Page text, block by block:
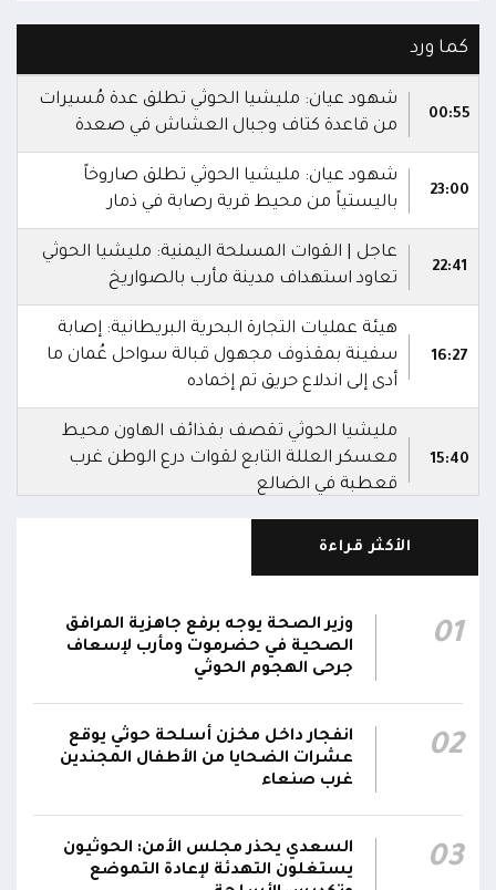
كما ورد
00:55
شهود عيان: مليشيا الحوثي تطلق عدة مُسيرات
من قاعدة كتاف وجبال العشاش في صعدة
23:00
شهود عيان: مليشيا الحوثي تطلق صاروخاً
باليستياً من محيط قرية رصابة في ذمار
22:41
عاجل | القوات المسلحة اليمنية: مليشيا الحوثي
تعاود استهداف مدينة مأرب بالصواريخ
16:27
هيئة عمليات التجارة البحرية البريطانية: إصابة
سفينة بمقذوف مجهول قبالة سواحل عُمان ما
أدى إلى اندلاع حريق تم إخماده
15:40
مليشيا الحوثي تقصف بقذائف الهاون محيط
معسكر العللة التابع لقوات درع الوطن غرب
قعطبة في الضالع
مليشيا الحوثي تقصف أحياء سكنية غرب قعطبة
15:35
قصف حوثي عشوائي بالسلاح الثقيل يستهدف
مناطق مآهولة بقرى المعزوب والعبارى في
محافظة الضالع
12:22
والجيش يقصف مواقع حوثية ويتصدى للمسيرات
الأكثر قراءة
01
وزير الصحة يوجه برفع جاهزية المرافق
الصحية في حضرموت ومأرب لإسعاف
جرحى الهجوم الحوثي
02
انفجار داخل مخزن أسلحة حوثي يوقع
عشرات الضحايا من الأطفال المجندين
غرب صنعاء
03
السعدي يحذر مجلس الأمن: الحوثيون
يستغلون التهدئة لإعادة التموضع